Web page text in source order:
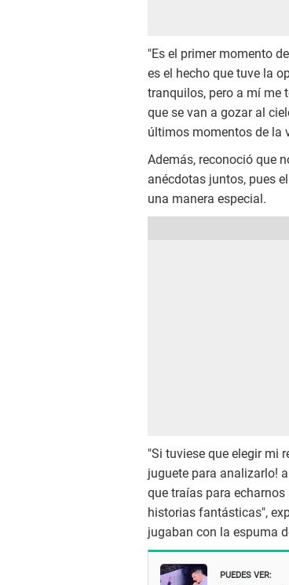
"Es el primer momento
es el hecho que tuve la
tranquilos, pero a mí me
que se van a gozar al
últimos momentos de la
Además, reconoció que
anécdotas juntos, pues
una manera especial.
"Si tuviese que elegir mi
juguete para analizarlo!
que traías para
historias fantásticas",
jugaban con la espuma
PUEDES VER: